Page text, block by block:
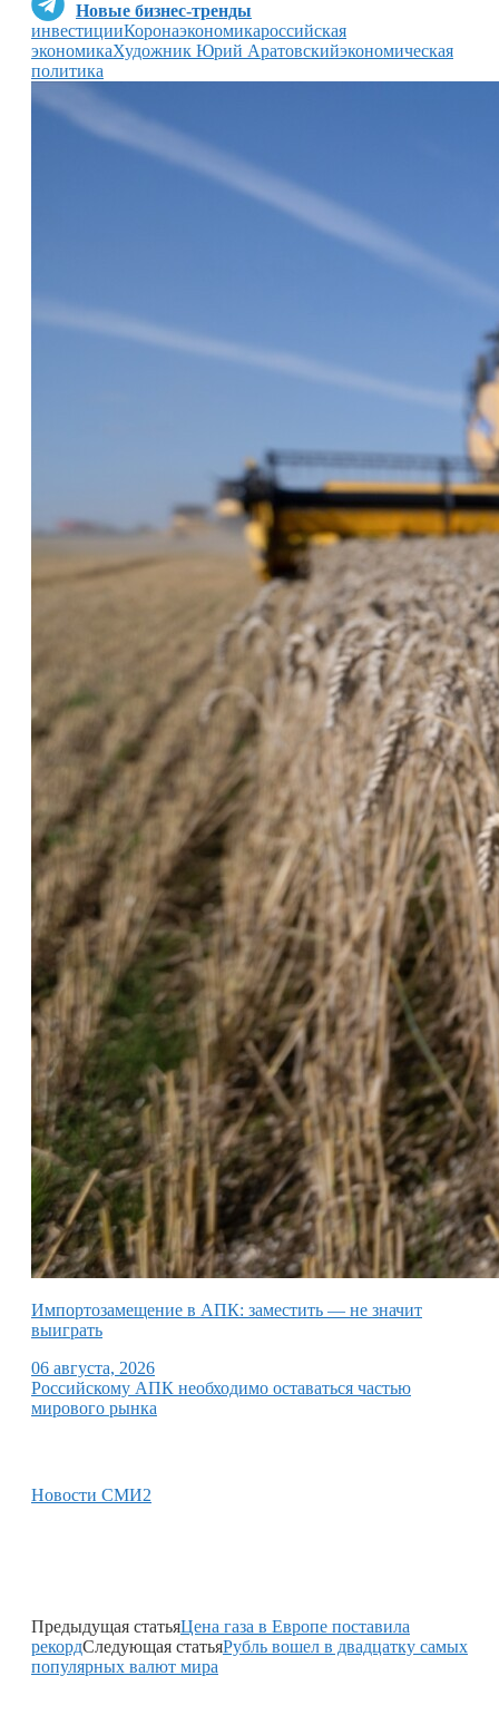
Новые бизнес-тренды
инвестицииКоронаэкономикароссийская
экономикаХудожник Юрий Аратовскийэкономическая
политика
Импортозамещение в АПК: заместить — не значит
выиграть
06 августа, 2026
Российскому АПК необходимо оставаться частью
мирового рынка
Новости СМИ2
Предыдущая статьяЦена газа в Европе поставила
рекордСледующая статьяРубль вошел в двадцатку самых
популярных валют мира